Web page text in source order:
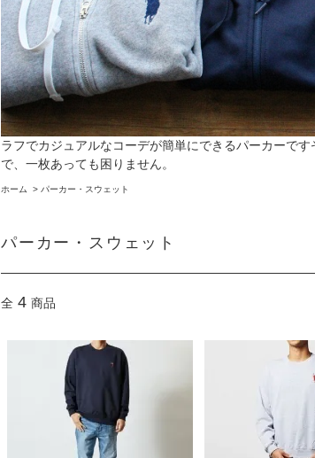
ラフでカジュアルなコーデが簡単にできるパーカーで
で、一枚あっても困りません。
ホーム > パーカー・スウェット
パーカー・スウェット
全 4 商品